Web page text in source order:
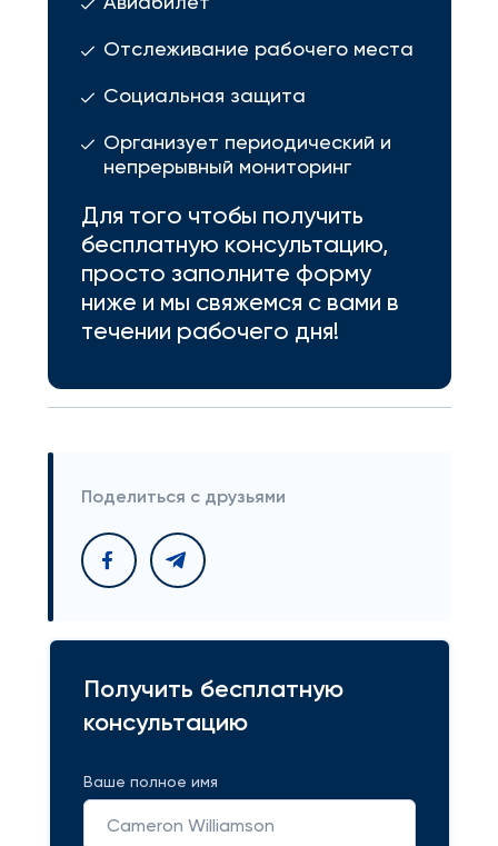
Отслеживание рабочего места
Социальная защита
Организует периодический и
непрерывный мониторинг
Для того чтобы получить
бесплатную консультацию,
просто заполните форму
ниже и мы свяжемся с вами в
течении рабочего дня!
Поделиться с друзьями
Получить бесплатную
консультацию
Ваше полное имя